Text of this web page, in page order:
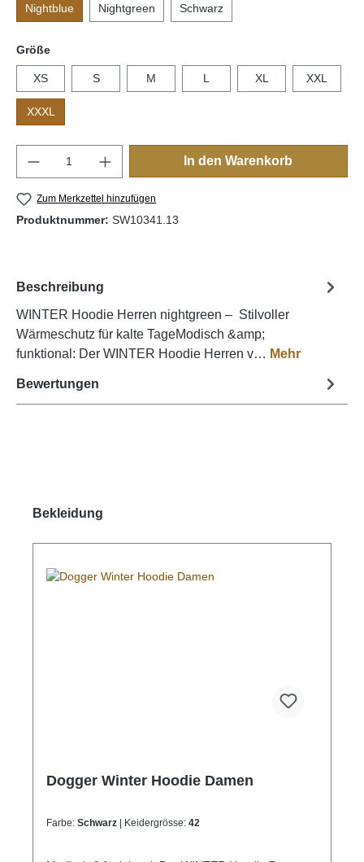
Nightblue Nightgreen Schwarz
Größeauswählen
XS S M L XL XXL
XXXL
Produkt Anzahl: Gib den gewünschten
In den Warenkorb
Zum Merkzettel hinzufügen
Produktnummer: SW10341.13
Beschreibung
WINTER Hoodie Herren nightgreen – Stilvoller
Wärmeschutz für kalte TageModisch &amp;
funktional: Der WINTER Hoodie Herren v… Mehr
Bewertungen
Produktgalerie überspringen
Bekleidung
Dogger Winter Hoodie Damen
Farbe: Schwarz | Keidergrösse: 42